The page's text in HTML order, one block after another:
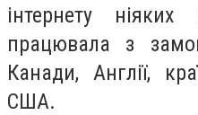
інтернету
працювала з
Канади, Англії,
США.